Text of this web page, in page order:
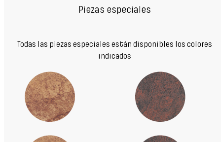
Piezas especiales
Todas las piezas especiales están disponibles los colores
indicados